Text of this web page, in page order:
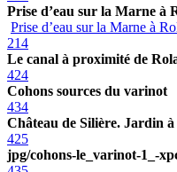
Prise d’eau sur la Marne à
Prise d’eau sur la Marne à
214
Le canal à proximité de
424
Cohons sources du varinot
434
Château de Silière. Jardin à
425
jpg/cohons-le_varinot-1_-